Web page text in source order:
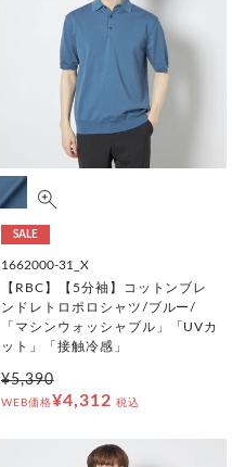
SALE
1662000-31_X
【RBC】【5分袖】コットンブレ
ンドレトロポロシャツ/ブルー/
「マシンウォッシャブル」「UVカ
ット」「接触冷感」
¥5,390
WEB価格¥4,312 税込